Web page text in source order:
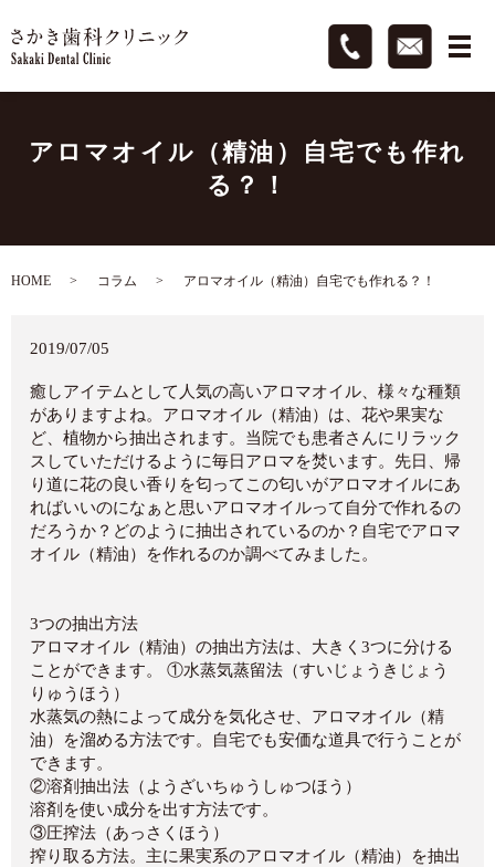
アロマオイル（精油）自宅でも作れ
る？！
HOME コラム アロマオイル（精油）自宅でも作れる？！
2019/07/05
癒しアイテムとして人気の高いアロマオイル、様々な種類
がありますよね。アロマオイル（精油）は、花や果実な
ど、植物から抽出されます。当院でも患者さんにリラック
スしていただけるように毎日アロマを焚います。先日、帰
り道に花の良い香りを匂ってこの匂いがアロマオイルにあ
ればいいのになぁと思いアロマオイルって自分で作れるの
だろうか？どのように抽出されているのか？自宅でアロマ
オイル（精油）を作れるのか調べてみました。
3つの抽出方法
アロマオイル（精油）の抽出方法は、大きく3つに分ける
ことができます。 ①水蒸気蒸留法（すいじょうきじょう
りゅうほう）
水蒸気の熱によって成分を気化させ、アロマオイル（精
油）を溜める方法です。自宅でも安価な道具で行うことが
できます。
②溶剤抽出法（ようざいちゅうしゅつほう）
溶剤を使い成分を出す方法です。
③圧搾法（あっさくほう）
搾り取る方法。主に果実系のアロマオイル（精油）を抽出